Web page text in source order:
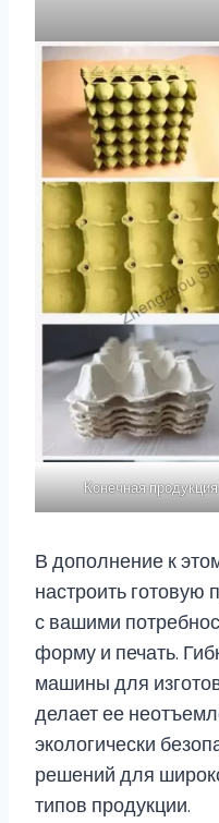
Конечная
В дополнение к
настроить готовую
с вашими
форму и печать.
машины для
делает ее
экологически
решений для
типов продукции.